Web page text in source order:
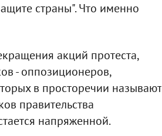
страны". Что именно
акций протеста,
- оппозиционеров,
в просторечии называют
правительства
напряженной.